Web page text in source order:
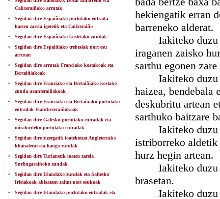
Calixeraiñoko arrutak
Segidan dire Espaiñiako portutako entrada
hasten zarela igeretik eta Calixeraiño
Segidan dire Espaiñiako kostetako zundak
Segidan dire Espaiñiako trebesiak nort esu
arrutan
Segidan dire arrutak Franciako kostakoak eta
Bertaiñiakoak
Segidan dire Franziako eta Bretaiñiako kostako
zunda uxanteraiñokoak
Segidan dire Franciako eta Bertainako portutako
entradak Flandreseraiñokoak
Segidan dire Galesko portutako entradak eta
mirafurdeko portutako entradak
Segidan dire zizergatik ioatekotzat Angleterrako
khanalerat eta hango zundak
Segidan dire Turianetik ioaten zarela
Surlingaraiñoko zundak
Segidan dire Irlandako zundak eta Saltesko
Irletakoak abisatzen zaitut nort esukoak
Segidan dire Irlandako portutako entradak eta
hekiengatik erran
barreneko alderat.
Iakiteko duzu
iraganen zaisko
sarthu egonen
Iakiteko duzu
haizea, bendebala
deskubritu artean
sarthuko baitzare
Iakiteko duzu
istriborreko aldetik
hurz hegin artean.
Iakiteko duzu
brasetan.
Iakiteko duzu